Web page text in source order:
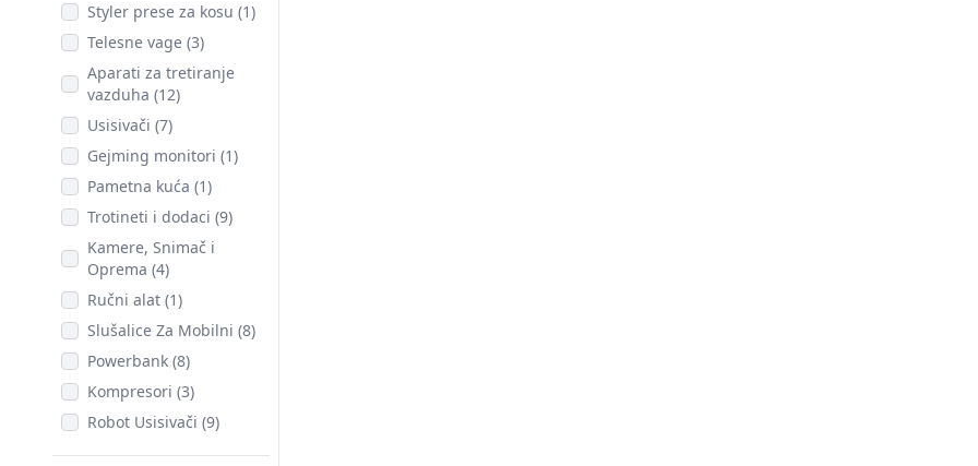
Styler prese za kosu (1)
Telesne vage (3)
Aparati za tretiranje
vazduha (12)
Usisivači (7)
Gejming monitori (1)
Pametna kuća (1)
Trotineti i dodaci (9)
Kamere, Snimač i
Oprema (4)
Ručni alat (1)
Slušalice Za Mobilni (8)
Powerbank (8)
Kompresori (3)
Robot Usisivači (9)